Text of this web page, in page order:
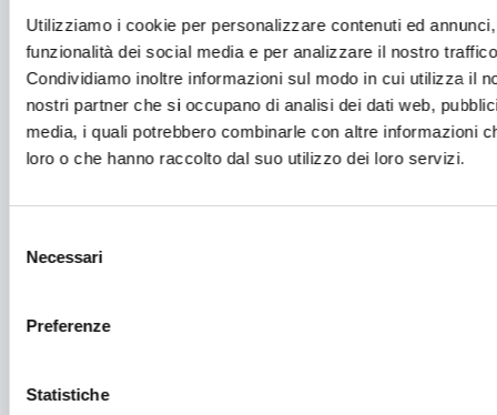
Utilizziamo i cookie per personalizzare contenuti ed
funzionalità dei social media e per analizzare il nostro
Condividiamo inoltre informazioni sul modo in cui utilizza il
nostri partner che si occupano di analisi dei dati web,
media, i quali potrebbero combinarle con altre informazioni
loro o che hanno raccolto dal suo utilizzo dei loro servizi.
delNecessari
Preferenze
Statistiche
Energie Rinnovabili
Farmacia e/o chimica
Fashion
Fotovoltaico
Giustizia e sicurezza